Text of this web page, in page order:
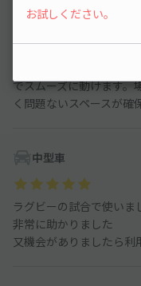
寒中央駅近く、コンサ
でスムーズに動けます。
く問題ないスペースが確
中型車
ラグビーの試合で使いま
非常に助かりました
又機会がありましたら利
お試しください。